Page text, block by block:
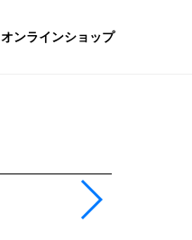
オンラインショップ